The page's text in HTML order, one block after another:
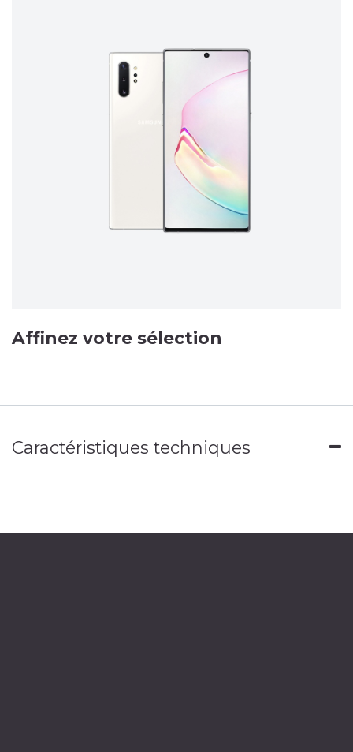
Affinez votre sélection
Caractéristiques techniques